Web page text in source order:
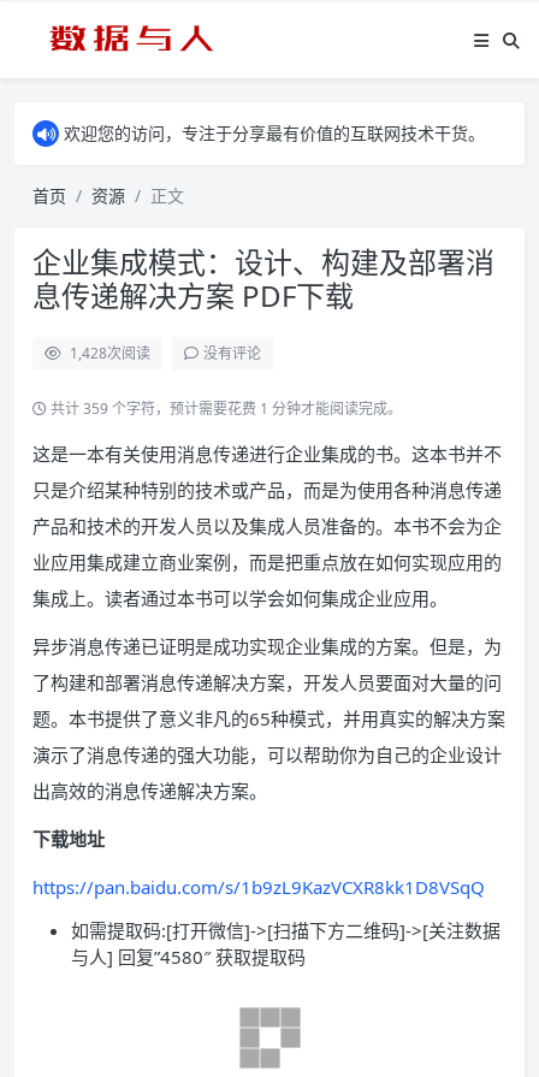
欢迎您的访问，专注于分享最有价值的互联网技术干货。
首页 资源 正文
企业集成模式：设计、构建及部署消
息传递解决方案 PDF下载
1,428次阅读 没有评论
共计 359 个字符，预计需要花费 1 分钟才能阅读完成。
这是一本有关使用消息传递进行企业集成的书。这本书并不
只是介绍某种特别的技术或产品，而是为使用各种消息传递
产品和技术的开发人员以及集成人员准备的。本书不会为企
业应用集成建立商业案例，而是把重点放在如何实现应用的
集成上。读者通过本书可以学会如何集成企业应用。
异步消息传递已证明是成功实现企业集成的方案。但是，为
了构建和部署消息传递解决方案，开发人员要面对大量的问
题。本书提供了意义非凡的65种模式，并用真实的解决方案
演示了消息传递的强大功能，可以帮助你为自己的企业设计
出高效的消息传递解决方案。
下载地址
https://pan.baidu.com/s/1b9zL9KazVCXR8kk1D8VSqQ
如需提取码:[打开微信]->[扫描下方二维码]->[关注数据
与人] 回复”4580″ 获取提取码